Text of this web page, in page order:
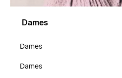
Dames
Dames
Dames